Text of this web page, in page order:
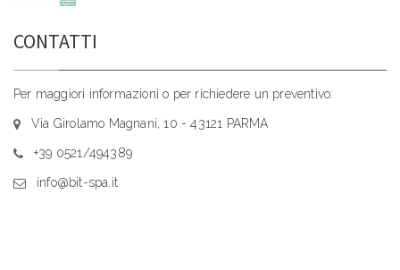
CONTATTI
Per maggiori informazioni o per richiedere un preventivo:
Via Girolamo Magnani, 10 - 43121 PARMA
+39 0521/494389
info@bit-spa.it